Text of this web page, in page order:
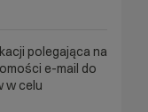
polegająca na
e-mail do
w celu